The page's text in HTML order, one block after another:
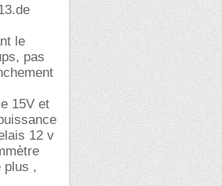
le
pas
15V et
12 v
plus ,